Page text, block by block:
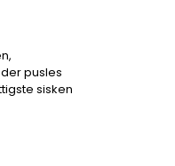
pusles
sisken